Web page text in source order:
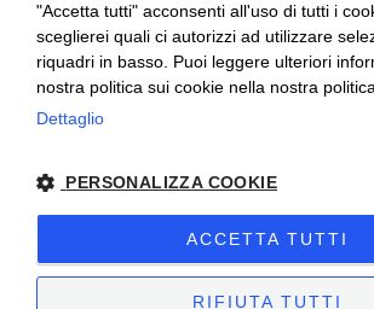
Ceretto Aziende Vitivinicole
Cassiano, 34 | 12051 Alba
+39.0173.282582 |
Visite: Tel. +39 0173
visit@ceretto.com
"Accetta tutti" acconsenti all'uso di tutti i
sceglierei quali ci autorizzi ad utilizzare
riquadri in basso. Puoi leggere ulteriori
nostra politica sui cookie nella nostra
Dettaglio
PERSONALIZZA COOKIE
ACCETTA TUTTI
RIFIUTA TUTTI